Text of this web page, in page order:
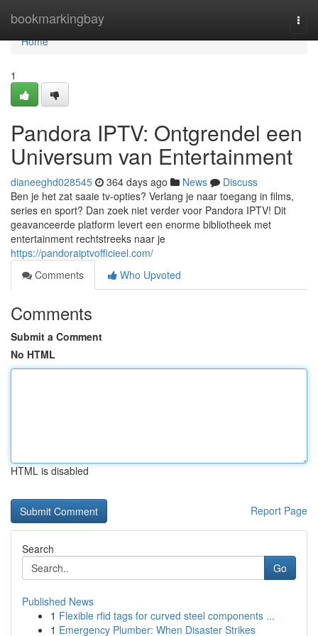
bookmarkingbay
Home
Home
1
Pandora IPTV: Ontgrendel een
Universum van Entertainment
dianeeghd028545 364 days ago News
Discuss
Ben je het zat saaie tv-opties? Verlang je naar toegang in films,
series en sport? Dan zoek niet verder voor Pandora IPTV! Dit
geavanceerde platform levert een enorme bibliotheek met
entertainment rechtstreeks naar je
https://pandoraiptvofficieel.com/
Comments
Who Upvoted
Comments
Submit a Comment
No HTML
HTML is disabled
Report Page
Search
Go
Published News
1 Flexible rfid tags for curved steel components ...
1 Emergency Plumber: When Disaster Strikes